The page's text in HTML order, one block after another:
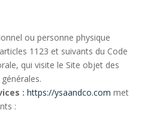
ou personne physique
1123 et suivants du Code
qui visite le Site objet des
: https://ysaandco.com met
: